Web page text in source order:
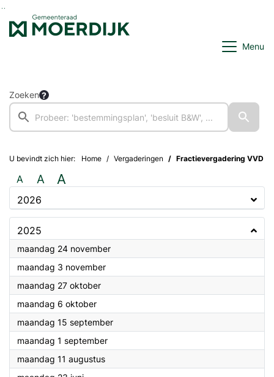
Ga naar de inhoud van deze pagina
Ga naar het zoeken
Ga naar het menu
Menu
Zoeken
U bevindt zich hier: Home Vergaderingen Fractievergadering VVD
A A A
2026
2025
maandag 24 november2025
maandag 3 november2025
maandag 27 oktober2025
maandag 6 oktober2025
maandag 15 september2025
maandag 1 september2025
maandag 11 augustus2025